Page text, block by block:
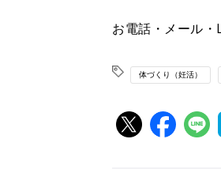
お電話・メール
体づくり（妊活）